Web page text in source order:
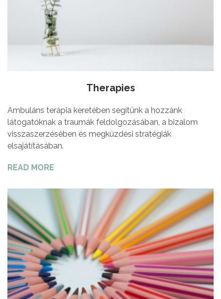
Therapies
Ambuláns terápia keretében segítünk a hozzánk
látogatóknak a traumák feldolgozásában, a bizalom
visszaszerzésében és megküzdési stratégiák
elsajátításában.
READ MORE